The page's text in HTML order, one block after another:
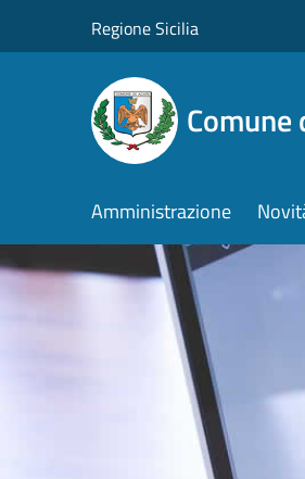
Regione Sicilia
Comune
Amministrazione